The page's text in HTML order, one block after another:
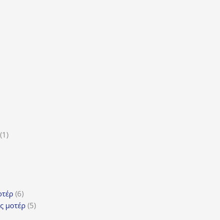
11
66
προϊόντα
μοτέρ 55